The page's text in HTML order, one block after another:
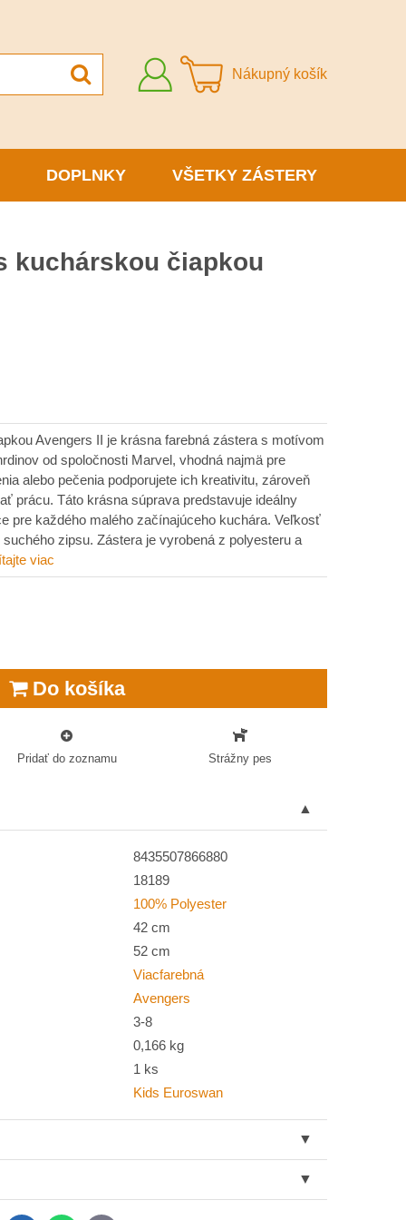
Prihlásiť
sa
Nákupný košík
DOPLNKY VŠETKY ZÁSTERY
kuchárskou čiapkou
Avengers II je krásna farebná zástera s motívom
od spoločnosti Marvel, vhodná najmä pre
alebo pečenia podporujete ich kreativitu, zároveň
prácu. Táto krásna súprava predstavuje ideálny
pre každého malého začínajúceho kuchára. Veľkosť
zipsu. Zástera je vyrobená z polyesteru a
viac
Do košíka
Pridať do zoznamu Strážny pes
8435507866880
18189
100% Polyester
42 cm
52 cm
Viacfarebná
Avengers
3-8
0,166 kg
1 ks
Kids Euroswan